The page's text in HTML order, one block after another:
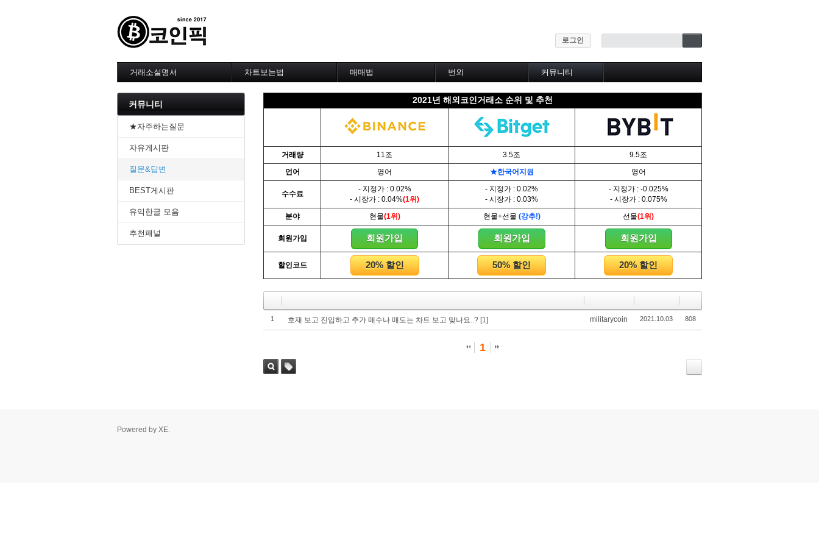
로그인
거래소설명서 차트보는법
2. 비트맥스 차트설정
5. 빗썸 차트설정
6. 트레이딩뷰
7. 크립토워치
2. 봉차트
3. 호가창,거래창
5. 고점과 저점
9. 골든크로스
10. 데드크로스
--------캔들 패턴--------
1. 캔들 패턴(1)
4. 캔들 패턴(4)
매매법
3. 골든크로스 매매법
5. MACD 매매법
6. RSI 매매법
7. 볼린저밴드 매매법
8. 피보나치 매매법
9. 거래량 매매법
10. 사께다전법
11. 엘리어트 매매법
12. 쌍바닥,쌍봉 매매법
13. 지지 & 저항 매매법
14. 일목균형표 매매법
15. DMI 매매법
번외
선물수수료 비교
코인백서모음
코인용어정리
TradingView
Investing.com
De-Fi - 디파이
NFT - 대체불가토큰
※ 프로그램 자동매매
※ 로보어드바이저
※ 코인 애널리틱스
인플루언서 트위터
암호화폐 지갑
가상화폐 채굴
커뮤니티
자유게시판
BEST게시판
추천패널
커뮤니티
★자주하는질문
자유게시판
질문&답변
BEST게시판
유익한글 모음
추천패널
2021년 해외코인거래소 순위 및 추천
거래량 11조 3.5조
9.5조
언어
영어 ★한국어지원 영어
수수료
- 지정가 : 0.02%
- 시장가 : 0.04%(1위)
- 지정가 : 0.02%
- 시장가 : 0.03%
- 지정가 : -0.025%
- 시장가 : 0.075%
분야
현물(1위) 현물+선물 (강추!) 선물(1위)
회원가입 회원가입 회원가입 회원가입
할인코드 20% 할인 50% 할인 20% 할인
1 호재 보고 진입하고 추가 매수나 매도는 차트 보고 맞나요..? [1] militarycoin 2021.10.03 808
1
Powered by XE.